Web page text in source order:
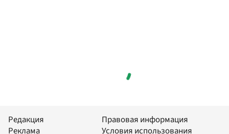
Редакция
Реклама
Правовая информация
Условия использования